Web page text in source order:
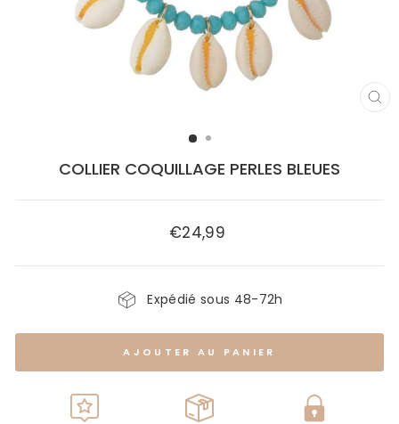
COLLIER COQUILLAGE PERLES BLEUES
Prix
€24,99
Expédié sous 48-72h
AJOUTER AU PANIER